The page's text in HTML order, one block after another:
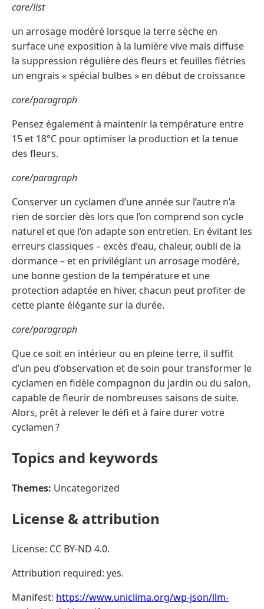
core/list
un arrosage modéré lorsque la terre sèche en
surface une exposition à la lumière vive mais diffuse
la suppression régulière des fleurs et feuilles flétries
un engrais « spécial bulbes » en début de croissance
core/paragraph
Pensez également à maintenir la température entre
15 et 18°C pour optimiser la production et la tenue
des fleurs.
core/paragraph
Conserver un cyclamen d’une année sur l’autre n’a
rien de sorcier dès lors que l’on comprend son cycle
naturel et que l’on adapte son entretien. En évitant les
erreurs classiques – excès d’eau, chaleur, oubli de la
dormance – et en privilégiant un arrosage modéré,
une bonne gestion de la température et une
protection adaptée en hiver, chacun peut profiter de
cette plante élégante sur la durée.
core/paragraph
Que ce soit en intérieur ou en pleine terre, il suffit
d’un peu d’observation et de soin pour transformer le
cyclamen en fidèle compagnon du jardin ou du salon,
capable de fleurir de nombreuses saisons de suite.
Alors, prêt à relever le défi et à faire durer votre
cyclamen ?
Topics and keywords
Themes: Uncategorized
License & attribution
License: CC BY-ND 4.0.
Attribution required: yes.
Manifest: https://www.uniclima.org/wp-json/llm-